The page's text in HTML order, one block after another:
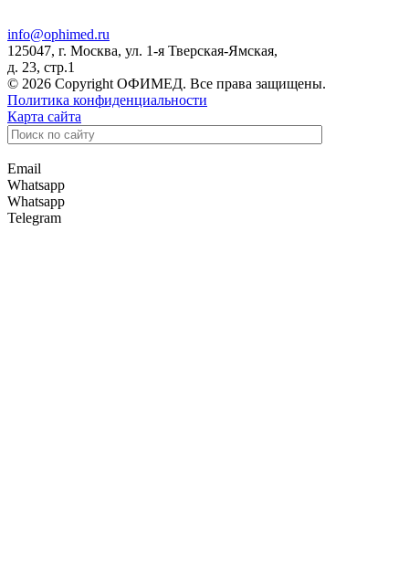
info@ophimed.ru
125047, г. Москва, ул. 1-я Тверская-Ямская,
д. 23, стр.1
© 2026 Copyright ОФИМЕД. Все права защищены.
Политика конфиденциальности
Карта сайта
Email
Whatsapp
Whatsapp
Telegram